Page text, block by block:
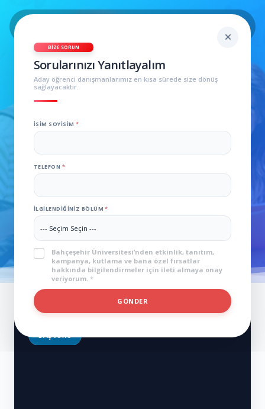
BIZE SORUN
Sorularınızı Yanıtlayalım
Aday öğrenci danışmanlarımız en kısa sürede size dönüş
sağlayacaktır.
İSIM SOYISIM *
TELEFON *
İLGILENDIĞINIZ BÖLÜM*
KVKK*
Bahçeşehir Üniversitesi’nden etkinlik, tanıtım,
kampanya, kutlama ve bana özel fırsatlar
hakkında bilgilendirmeler için ileti almaya onay
veriyorum. *
*
GÖNDER
BAŞVURU